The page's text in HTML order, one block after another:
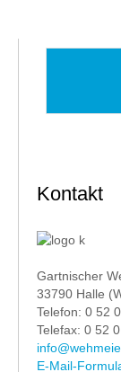
Kontakt
Gartnischer
33790 Halle
Telefon: 0 52
Telefax: 0 52
E-Mail-